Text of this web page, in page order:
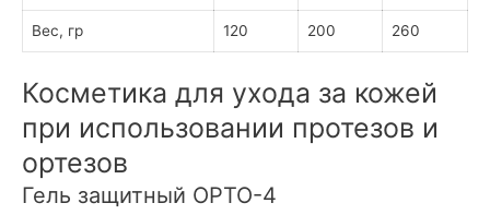
Вес, гр 120 200 260
Косметика для ухода за кожей
при использовании протезов и
ортезов
Гель защитный ОРТО-4